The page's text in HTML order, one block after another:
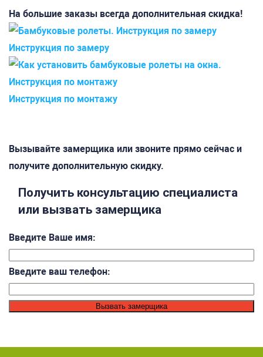
На большие заказы всегда дополнительная скидка!
Инструкция по замеру
Инструкция по монтажу
Вызывайте замерщика или звоните прямо сейчас и
получите дополнительную скидку.
Получить консультацию специалиста
или вызвать замерщика
Введите Ваше имя:
Введите ваш телефон: